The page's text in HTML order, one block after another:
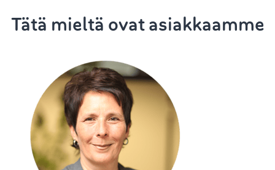
Tätä mieltä ovat asiakkaamme